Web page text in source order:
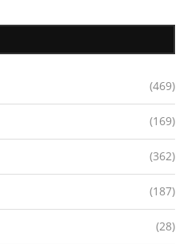
(469)
(169)
(362)
(187)
(28)